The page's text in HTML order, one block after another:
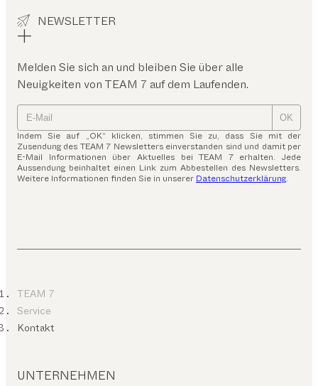
NEWSLETTER
Melden Sie sich an und bleiben Sie über alle
Neuigkeiten von TEAM 7 auf dem Laufenden.
OK
Indem Sie auf „OK“ klicken, stimmen Sie zu, dass Sie mit der
Zusendung des TEAM 7 Newsletters einverstanden sind und damit per
E-Mail Informationen über Aktuelles bei TEAM 7 erhalten. Jede
Aussendung beinhaltet einen Link zum Abbestellen des Newsletters.
Weitere Informationen finden Sie in unserer Datenschutzerklärung.
TEAM 7
Service
Kontakt
UNTERNEHMEN